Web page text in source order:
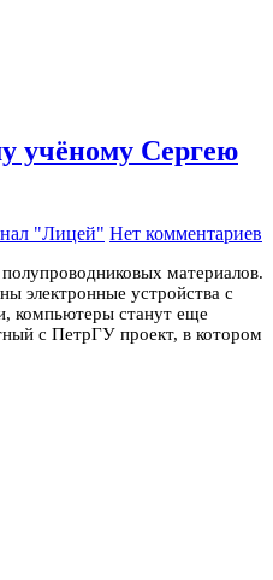
учёному Сергею
"Лицей" Нет комментариев
материалов.
электронные устройства с
компьютеры станут еще
с ПетрГУ проект, в котором